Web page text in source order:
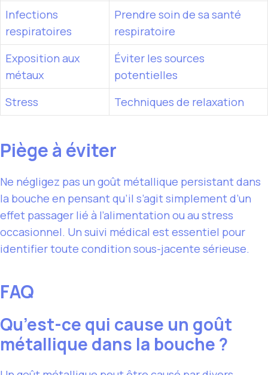
Infections
respiratoires
Prendre soin de sa santé
respiratoire
Exposition aux
métaux
Éviter les sources
potentielles
Stress
Techniques de relaxation
Piège à éviter
Ne négligez pas un goût métallique persistant dans
la bouche en pensant qu’il s’agit simplement d’un
effet passager lié à l’alimentation ou au stress
occasionnel. Un suivi médical est essentiel pour
identifier toute condition sous-jacente sérieuse.
FAQ
Qu’est-ce qui cause un goût
métallique dans la bouche ?